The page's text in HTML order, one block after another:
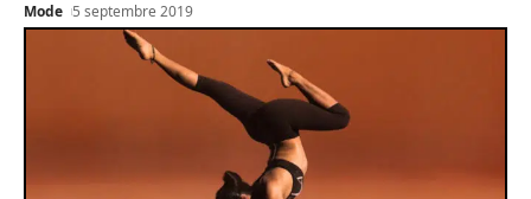
Mode 5 septembre 2019